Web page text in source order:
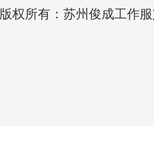
版权所有：苏州俊成工作